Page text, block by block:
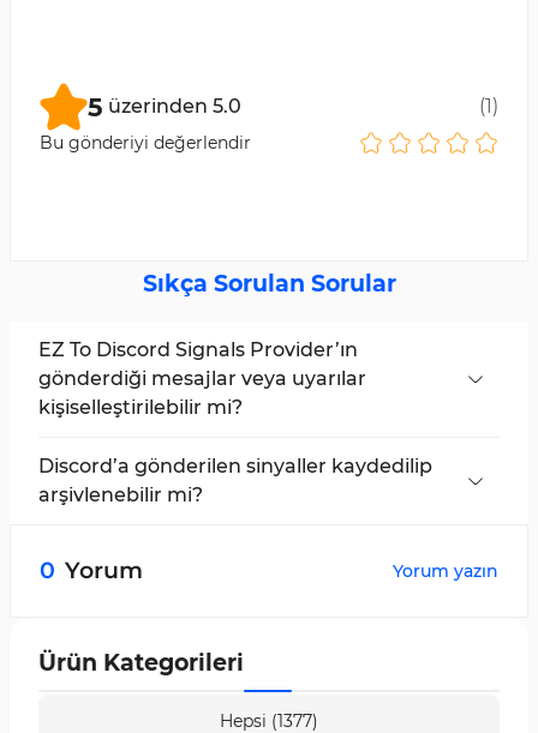
5 üzerinden 5.0 (1)
Bu gönderiyi değerlendir
Sıkça Sorulan Sorular
EZ To Discord Signals Provider’ın
gönderdiği mesajlar veya uyarılar
kişiselleştirilebilir mi?
ticaret uyarıları tanımlamasına ve
göndermesine olanak tanır.
Discord’a gönderilen sinyaller kaydedilip
arşivlenebilir mi?
otomatik olarak kaydedilir ve arşivlenir.
0 Yorum Yorum yazın
Ürün Kategorileri
Hepsi (1377)